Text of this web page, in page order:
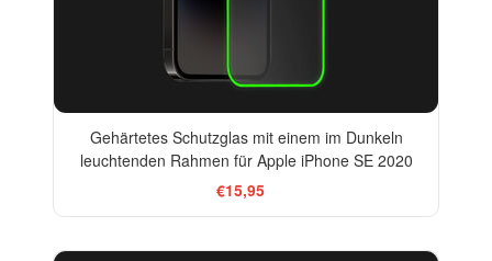
Gehärtetes Schutzglas mit einem im Dunkeln
leuchtenden Rahmen für Apple iPhone SE 2020
€15,95